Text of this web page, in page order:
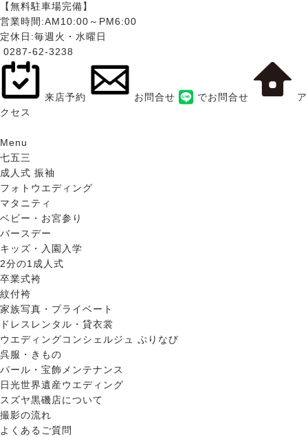
【無料駐車場完備】
営業時間:AM10:00～PM6:00
定休日:毎週火・水曜日
0287-62-3238
来店予約 お問合せ でお問合せ
ア
クセス
Menu
七五三
成人式 振袖
フォトウエディング
マタニティ
ベビー・お宮参り
バースデー
キッズ・入園入学
2分の1成人式
卒業式袴
紋付袴
家族写真・プライベート
ドレスレンタル・貸衣裳
ウエディングコンシェルジュ ぷりなび
呉服・きもの
パール・宝飾メンテナンス
日光世界遺産ウエディング
スズヤ黒磯店について
撮影の流れ
よくあるご質問